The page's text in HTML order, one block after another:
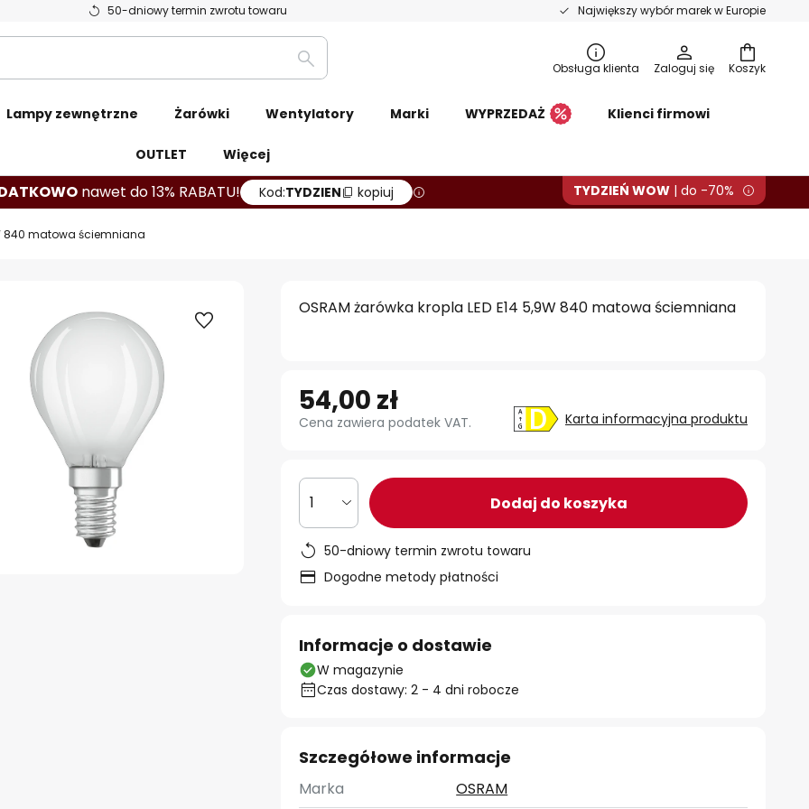
50-dniowy termin zwrotu towaru Największy wybór marek w Europie
Koszyk
Szukaj
Obsługa klienta Zaloguj się
Lampy zewnętrzne Żarówki Wentylatory Marki WYPRZEDAŻ Klienci firmowi
OUTLET Więcej
nawet do 13% RABATU! Kod:TYDZIEN kopiuj TYDZIEŃ WOW | do -70%
840 matowa ściemniana
OSRAM żarówka kropla LED E14 5,9W 840 matowa ściemniana
54,00 zł
Cena zawiera podatek VAT. Karta informacyjna produktu
1 Dodaj do koszyka
50-dniowy termin zwrotu towaru
Dogodne metody płatności
Informacje o dostawie
W magazynie
Czas dostawy: 2 - 4 dni robocze
Szczegółowe informacje
Marka
OSRAM